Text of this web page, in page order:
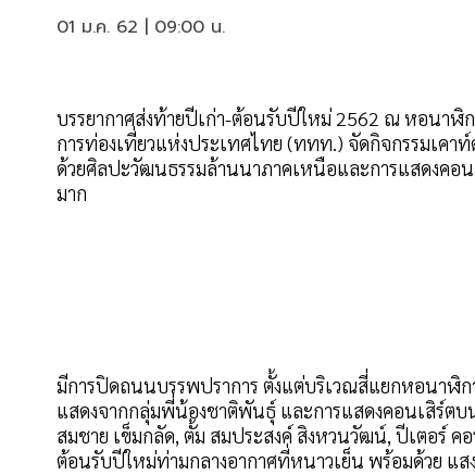
01 ม.ค. 62 | 09:00 น.
บรรยากาศส่งท้ายปีเก่า-ต้อนรับปีใหม่ 2562 ณ หอนาฬิก
การท่องเที่ยวแห่งประเทศไทย (ททท.) จัดกิจกรรมเคา
ด้วยศิลปะวัฒนธรรมล้านนาภาคเหนือและการแสดงคอ
มาก
มีการปิดถนนบรรพปราการ ตั้งแต่บริเวณสี่แยกหอนาฬิ
แสดงจากกลุ่มพี่น้องชาติพันธุ์ และการแสดงคอนเสิร์ต
สมชาย เข็มกลัด, ตั้ม สมประสงค์ สิงหวนวัฒน์, ปีเตอร์
ต้อนรับปีใหม่ท่ามกลางอากาศที่หนาวเย็น พร้อมด้วย แส